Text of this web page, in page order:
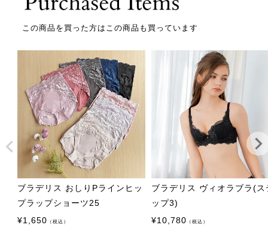
この商品を買った方はこの商品も買っています
ブラデリス おしりPラインヒッ
プラップショーツ25
¥1,650 （税込）
ブラデリス ヴィオラブラ(ス
ップ3)
¥10,780 （税込）